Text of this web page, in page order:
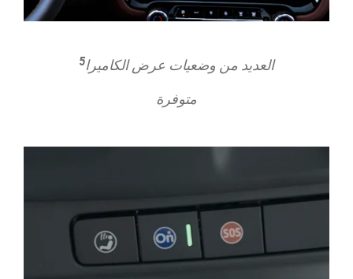
​العديد من وضعيات عرض الكاميرا5
متوفرة